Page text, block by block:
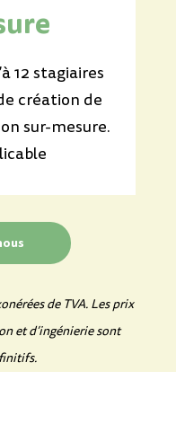
12 stagiaires
création de
sur-mesure.
de TVA. Les prix
et d’ingénierie sont